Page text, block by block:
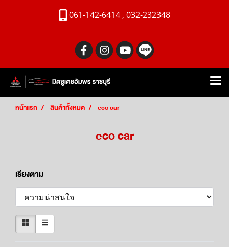
061-142-6414 , 032-232348
หน้าแรก สินค้าทั้งหมด eco car
eco car
เรียงตาม